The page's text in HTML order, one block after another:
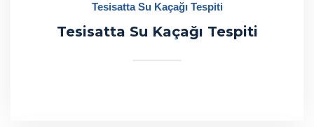
Tesisatta Su Kaçağı Tespiti
Tesisatta Su Kaçağı Tespiti